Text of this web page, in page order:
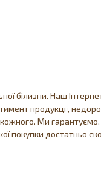
білизни. Наш
продукції,
кожного. Ми
покупки достатньо